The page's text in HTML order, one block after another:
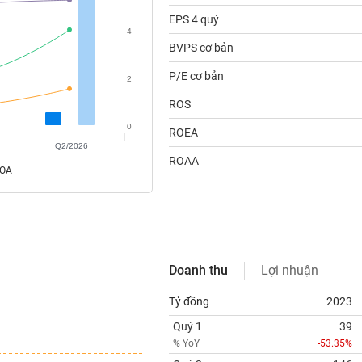
0
2
4
Q2/2026
EPS 4 quý
BVPS cơ bản
P/E cơ bản
ROS
ROEA
ROAA
Doanh thu Lợi nhuận
Tỷ đồng 2023
Quý 1
% YoY
39
-53.35%